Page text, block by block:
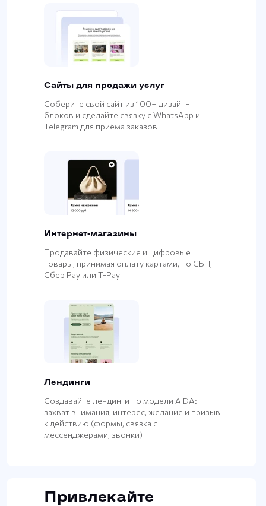
Сайты для продажи услуг
Интернет-магазины
Лендинги
Соберите свой сайт из 100+ дизайн-
блоков и сделайте связку с WhatsApp и
Telegram для приёма заказов
Продавайте физические и цифровые
товары, принимая оплату картами, по СБП,
Сбер Pay или T-Pay
Создавайте лендинги по модели AIDA:
захват внимания, интерес, желание и призыв
к действию (формы, связка с
мессенджерами, звонки)
Привлекайте